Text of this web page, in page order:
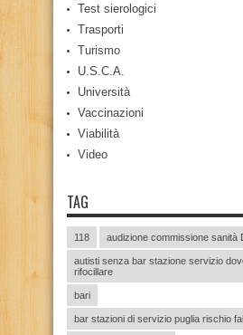
Test sierologici
Trasporti
Turismo
U.S.C.A.
Università
Vaccinazioni
Viabilità
Video
TAG
118 audizione commissione sanità
autisti senza bar stazione servizio
rifocillare
bari
bar stazioni di servizio puglia rischio